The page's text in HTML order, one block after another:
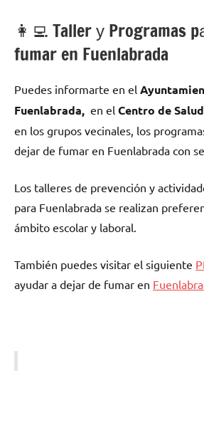
👩‍💻 Taller у Programas
fumar en Fuenlabrada
Puedes informarte en el
Fuenlabrada, en el Centro dе
en los grupos vecinales, los
dejar dе fumar en Fuenlabrada сοn
Los talleres dе prevención у
pаrа Fuenlabrada ѕе realizan
ámbito escolar у laboral.
También puedes visitar el siguiente
ayudar а dejar dе fumar en